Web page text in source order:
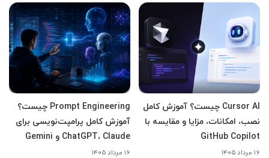
Cursor AI چیست؟ آموزش کامل
نصب، امکانات، مزایا و مقایسه با
GitHub Copilot
۱۶ مرداد ۱۴۰۵
Prompt Engineering چیست؟
آموزش کامل پرامپت‌نویسی برای
ChatGPT، Claude و Gemini
۱۶ مرداد ۱۴۰۵